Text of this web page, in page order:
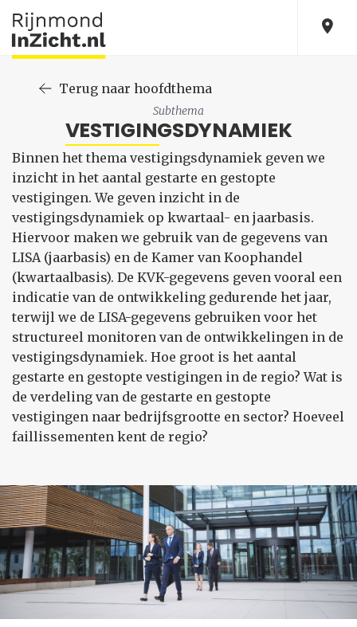
Terug naar hoofdthema
Subthema
VESTIGINGSDYNAMIEK
Binnen het thema vestigingsdynamiek geven we
inzicht in het aantal gestarte en gestopte
vestigingen. We geven inzicht in de
vestigingsdynamiek op kwartaal- en jaarbasis.
Hiervoor maken we gebruik van de gegevens van
LISA (jaarbasis) en de Kamer van Koophandel
(kwartaalbasis). De KVK-gegevens geven vooral een
indicatie van de ontwikkeling gedurende het jaar,
terwijl we de LISA-gegevens gebruiken voor het
structureel monitoren van de ontwikkelingen in de
vestigingsdynamiek. Hoe groot is het aantal
gestarte en gestopte vestigingen in de regio? Wat is
de verdeling van de gestarte en gestopte
vestigingen naar bedrijfsgrootte en sector? Hoeveel
faillissementen kent de regio?